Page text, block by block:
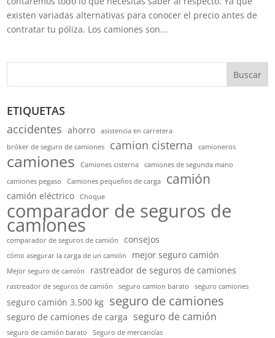
existen variadas alternativas para conocer el precio antes de
contratar tu póliza. Los camiones son...
Buscar
ETIQUETAS
accidentes ahorro
asistencia en carretera
bróker de seguro de camiones
camion cisterna camioneros
camiones Camiones cisterna
camiones de segunda mano
camiones pegaso
Camiones pequeños de carga camión
camión eléctrico Choque
comparador de seguros de
camiones
comparador de seguros de camión consejos
cómo asegurar la carga de un camión mejor seguro camión
Mejor seguro de camión rastreador de seguros de camiones
rastreador de seguros de camión seguro camion barato seguro camiones
seguro camión 3.500 kg seguro de camiones
seguro de camiones de carga seguro de camión
seguro de camión barato
Seguro de mercancías